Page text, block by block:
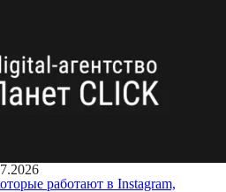
работают в Instagram,